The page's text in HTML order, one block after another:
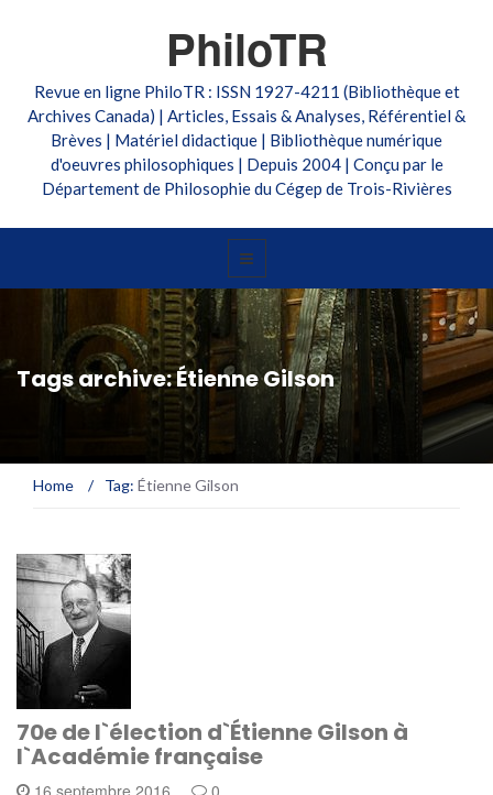
PhiloTR
Revue en ligne PhiloTR : ISSN 1927-4211 (Bibliothèque et
Archives Canada) | Articles, Essais & Analyses, Référentiel &
Brèves | Matériel didactique | Bibliothèque numérique
d'oeuvres philosophiques | Depuis 2004 | Conçu par le
Département de Philosophie du Cégep de Trois-Rivières
Tags archive: Étienne Gilson
Home / Tag: Étienne Gilson
70e de l`élection d`Étienne Gilson à
l`Académie française
16 septembre 2016 0